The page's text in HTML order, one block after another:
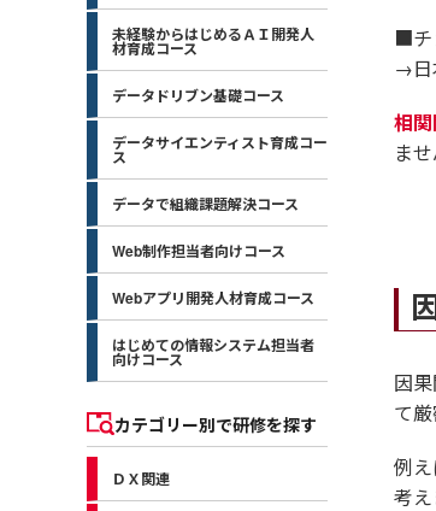
■チ
→日
相
ま
因
て
例
考
未経験からはじめるＡＩ開発人
材育成コース
データドリブン基礎コース
データサイエンティスト育成コー
ス
データで組織課題解決コース
Web制作担当者向けコース
Webアプリ開発人材育成コース
はじめての情報システム担当者
向けコース
カテゴリー別で研修を探す
ＤＸ関連